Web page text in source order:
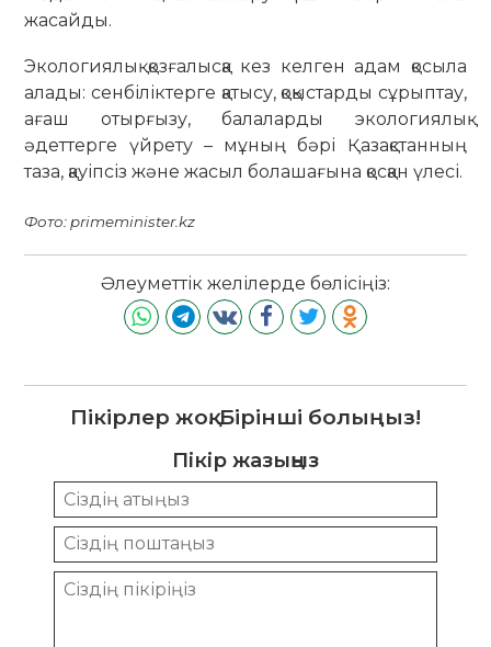
жасайды.
Экологиялық қозғалысқа кез келген адам қосыла
алады: сенбіліктерге қатысу, қоқыстарды сұрыптау,
ағаш отырғызу, балаларды экологиялық
әдеттерге үйрету – мұның бәрі Қазақстанның
таза, қауіпсіз және жасыл болашағына қосқан үлесі.
Фото: primeminister.kz
Әлеуметтік желілерде бөлісіңіз:
Пікірлер жоқ. Бірінші болыңыз!
Пікір жазыңыз